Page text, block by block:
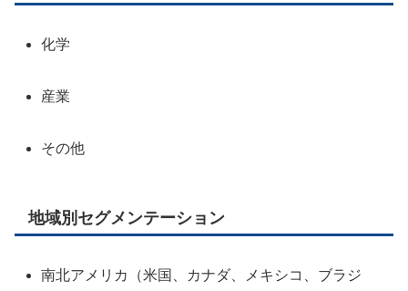
化学
産業
その他
地域別セグメンテーション
南北アメリカ（米国、カナダ、メキシコ、ブラジ